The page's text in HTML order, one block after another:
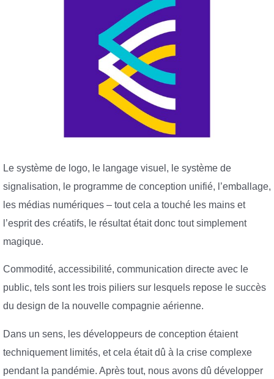
Le système de logo, le langage visuel, le système de
signalisation, le programme de conception unifié, l’emballage,
les médias numériques – tout cela a touché les mains et
l’esprit des créatifs, le résultat était donc tout simplement
magique.
Commodité, accessibilité, communication directe avec le
public, tels sont les trois piliers sur lesquels repose le succès
du design de la nouvelle compagnie aérienne.
Dans un sens, les développeurs de conception étaient
techniquement limités, et cela était dû à la crise complexe
pendant la pandémie. Après tout, nous avons dû développer